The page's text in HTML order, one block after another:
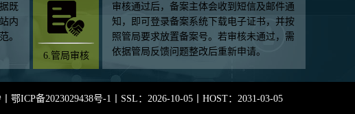
既
内
。
6.管局审核
审核通过后，备案主体会收到短信及邮件通
知，即可登录备案系统下载电子证书，并按
照管局要求放置备案号。若审核未通过，需
依据管局反馈问题整改后重新申请。
鄂ICP备2023029438号-1 丨SSL：2026-10-05丨HOST：2031-03-05